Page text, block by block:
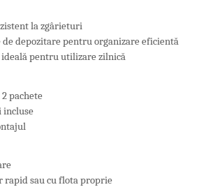
la zgârieturi
depozitare pentru organizare eficientă
pentru utilizare zilnică
pachete
incluse
rapid sau cu flota proprie